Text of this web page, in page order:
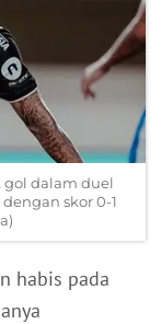
gol dalam duel
skor 0-1
habis pada